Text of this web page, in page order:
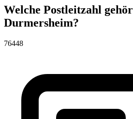
Welche Postleitzahl
Durmersheim?
76448